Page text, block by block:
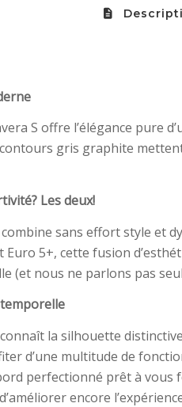
S offre l’élégance pure
gris graphite
Les deux!
combine sans effort style et
5+, cette fusion
(et nous ne parlons pas
la silhouette
d’une multitude de
perfectionné prêt à
encore